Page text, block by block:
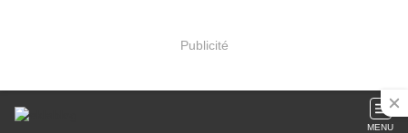
Publicité
MENU